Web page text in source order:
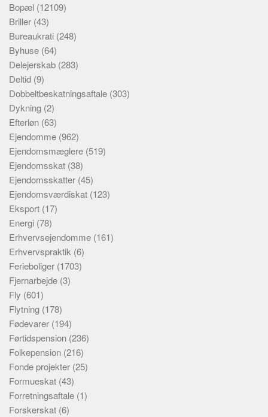
Bopæl (12109)
Briller (43)
Bureaukrati (248)
Byhuse (64)
Delejerskab (283)
Deltid (9)
Dobbeltbeskatningsaftale (303)
Dykning (2)
Efterløn (63)
Ejendomme (962)
Ejendomsmæglere (519)
Ejendomsskat (38)
Ejendomsskatter (45)
Ejendomsværdiskat (123)
Eksport (17)
Energi (78)
Erhvervsejendomme (161)
Erhvervspraktik (6)
Ferieboliger (1703)
Fjernarbejde (3)
Fly (601)
Flytning (178)
Fødevarer (194)
Førtidspension (236)
Folkepension (216)
Fonde projekter (25)
Formueskat (43)
Forretningsaftale (1)
Forskerskat (6)